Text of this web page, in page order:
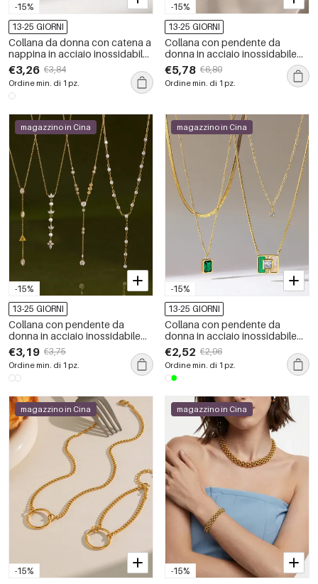
-15%
13-25 GIORNI
Collana da donna con catena a
nappina in acciaio inossidabile,
impermeabile, color oro e
zirconi.
€3,26 €3,84
Ordine min. di 1 pz.
-15%
13-25 GIORNI
Collana con pendente da
donna in acciaio inossidabile
impermeabile color oro con
zirconi
€5,78 €6,80
Ordine min. di 1 pz.
-15%
magazzino in Cina
13-25 GIORNI
Collana con pendente da
donna in acciaio inossidabile
impermeabile color oro con
zirconi
€3,19 €3,75
Ordine min. di 1 pz.
-15%
magazzino in Cina
13-25 GIORNI
Collana con pendente da
donna in acciaio inossidabile
impermeabile color oro con
zirconi
€2,52 €2,96
Ordine min. di 1 pz.
-15%
magazzino in Cina
-15%
magazzino in Cina